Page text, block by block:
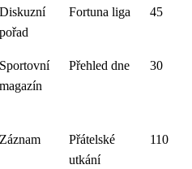
Diskuzní
pořad
Fortuna liga 45
Sportovní
magazín
Přehled dne 30
Záznam
Přátelské
utkání
110